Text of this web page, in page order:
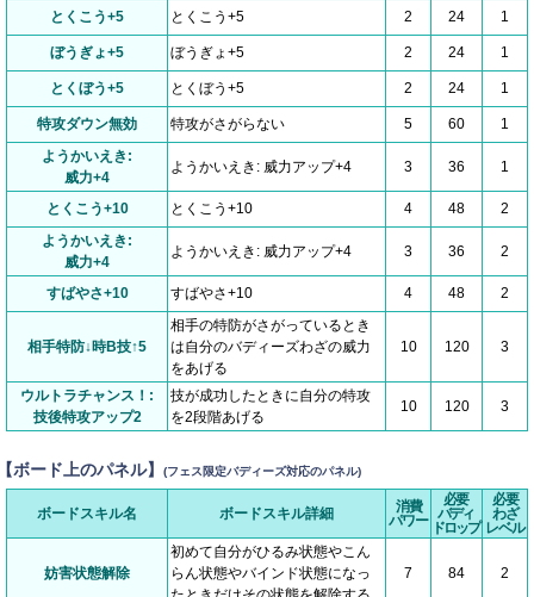
とくこう+5 とくこう+5 2 24 1
ぼうぎょ+5 ぼうぎょ+5 2 24 1
とくぼう+5 とくぼう+5 2 24 1
特攻ダウン無効 特攻がさがらない 5 60
1
ようかいえき:
威力+4
ようかいえき: 威力アップ+4 3 36 1
とくこう+10 とくこう+10 4 48
2
ようかいえき:
威力+4
ようかいえき: 威力アップ+4 3 36 2
すばやさ+10 すばやさ+10 4 48 2
相手特防↓時B技↑5
相手の特防がさがっているとき
は自分のバディーズわざの威力
をあげる
10 120 3
ウルトラチャンス！:
技後特攻アップ2
技が成功したときに自分の特攻
を2段階あげる
10 120 3
ボード上のパネル】 (フェス限定バディーズ対応のパネル)
ボードスキル名 ボードスキル詳細
消費
パワー
必要
バディ
ドロップ
必要
わざ
レベル
妨害状態解除
初めて自分がひるみ状態やこん
らん状態やバインド状態になっ
7 84 2